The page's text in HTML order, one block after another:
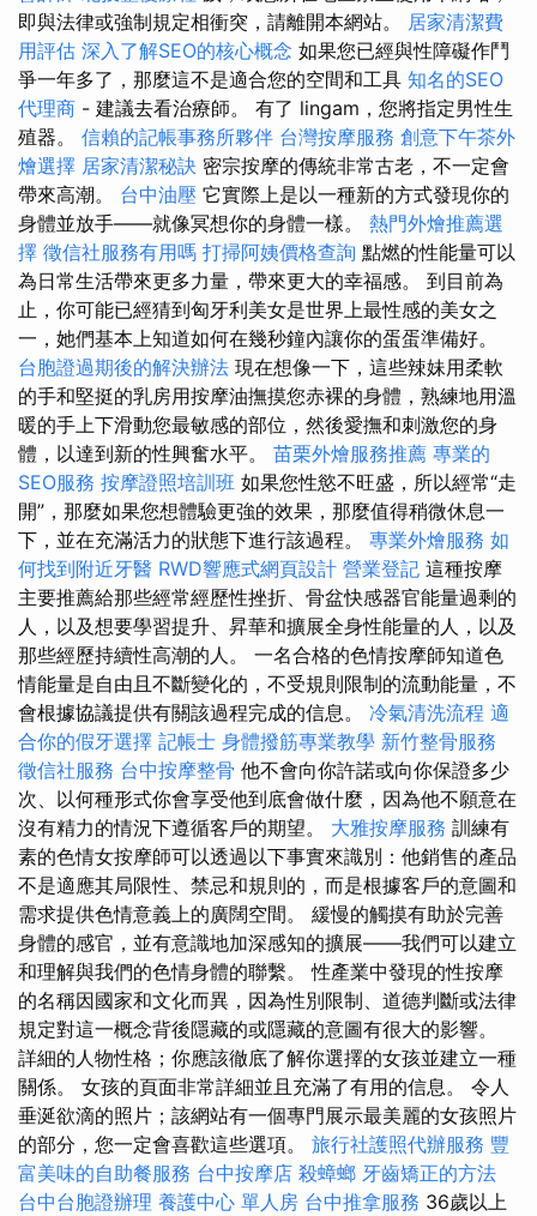
即與法律或強制規定相衝突，請離開本網站。 居家清潔費
用評估 深入了解SEO的核心概念 如果您已經與性障礙作鬥
爭一年多了，那麼這不是適合您的空間和工具 知名的SEO
代理商 - 建議去看治療師。 有了 lingam，您將指定男性生
殖器。 信賴的記帳事務所夥伴 台灣按摩服務 創意下午茶外
燴選擇 居家清潔秘訣 密宗按摩的傳統非常古老，不一定會
帶來高潮。 台中油壓 它實際上是以一種新的方式發現你的
身體並放手——就像冥想你的身體一樣。 熱門外燴推薦選
擇 徵信社服務有用嗎 打掃阿姨價格查詢 點燃的性能量可以
為日常生活帶來更多力量，帶來更大的幸福感。 到目前為
止，你可能已經猜到匈牙利美女是世界上最性感的美女之
一，她們基本上知道如何在幾秒鐘內讓你的蛋蛋準備好。
台胞證過期後的解決辦法 現在想像一下，這些辣妹用柔軟
的手和堅挺的乳房用按摩油撫摸您赤裸的身體，熟練地用溫
暖的手上下滑動您最敏感的部位，然後愛撫和刺激您的身
體，以達到新的性興奮水平。 苗栗外燴服務推薦 專業的
SEO服務 按摩證照培訓班 如果您性慾不旺盛，所以經常“走
開”，那麼如果您想體驗更強的效果，那麼值得稍微休息一
下，並在充滿活力的狀態下進行該過程。 專業外燴服務 如
何找到附近牙醫 RWD響應式網頁設計 營業登記 這種按摩
主要推薦給那些經常經歷性挫折、骨盆快感器官能量過剩的
人，以及想要學習提升、昇華和擴展全身性能量的人，以及
那些經歷持續性高潮的人。 一名合格的色情按摩師知道色
情能量是自由且不斷變化的，不受規則限制的流動能量，不
會根據協議提供有關該過程完成的信息。 冷氣清洗流程 適
合你的假牙選擇 記帳士 身體撥筋專業教學 新竹整骨服務
徵信社服務 台中按摩整骨 他不會向你許諾或向你保證多少
次、以何種形式你會享受他到底會做什麼，因為他不願意在
沒有精力的情況下遵循客戶的期望。 大雅按摩服務 訓練有
素的色情女按摩師可以透過以下事實來識別：他銷售的產品
不是適應其局限性、禁忌和規則的，而是根據客戶的意圖和
需求提供色情意義上的廣闊空間。 緩慢的觸摸有助於完善
身體的感官，並有意識地加深感知的擴展——我們可以建立
和理解與我們的色情身體的聯繫。 性產業中發現的性按摩
的名稱因國家和文化而異，因為性別限制、道德判斷或法律
規定對這一概念背後隱藏的或隱藏的意圖有很大的影響。
詳細的人物性格；你應該徹底了解你選擇的女孩並建立一種
關係。 女孩的頁面非常詳細並且充滿了有用的信息。 令人
垂涎欲滴的照片；該網站有一個專門展示最美麗的女孩照片
的部分，您一定會喜歡這些選項。 旅行社護照代辦服務 豐
富美味的自助餐服務 台中按摩店 殺蟑螂 牙齒矯正的方法
台中台胞證辦理 養護中心 單人房 台中推拿服務 36歲以上